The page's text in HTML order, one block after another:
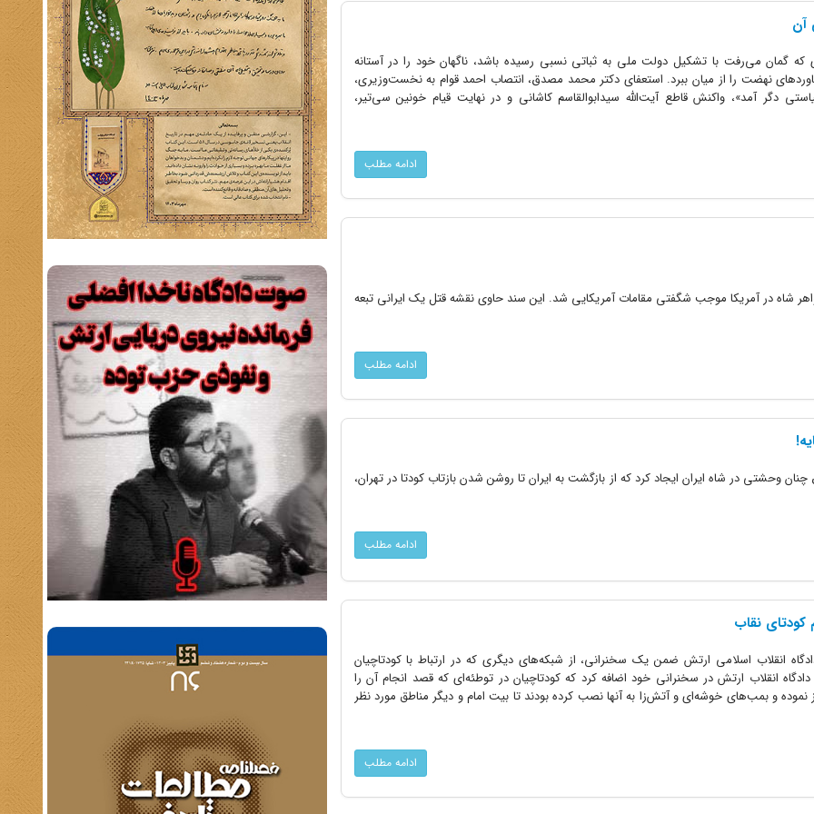
گمان می‌رفت با تشکیل دولت ملی به ثباتی نسبی رسیده باشد، ناگهان خود را در آستانه
نهضت را از میان ببرد. استعفای دکتر محمد مصدق، انتصاب احمد قوام به نخست‌وزیری،
دگر آمد»، واکنش قاطع آیت‌الله سیدابوالقاسم کاشانی و در نهایت قیام خونین سی‌‌تیر،
ادامه مطلب
شاه در آمریکا موجب شگفتی مقامات آمریکایی شد. این سند حاوی نقشه قتل یک ایرانی تبعه
ادامه مطلب
در عراق چنان وحشتی در شاه ایران ایجاد کرد که از بازگشت به ایران تا روشن شدن بازتاب کودتا در تهران،
ادامه مطلب
کودتای نقاب
انقلاب اسلامی ارتش ضمن یک سخنرانی، از شبکه‌های دیگری که در ارتباط با کودتاچیان
انقلاب ارتش در سخنرانی خود اضافه کرد که کودتاچیان در توطئه‌ای که قصد انجام آن را
و بمب‌های خوشه‌ای و آتش‌زا به آنها نصب کرده بودند تا بیت امام و دیگر مناطق مورد نظر
ادامه مطلب